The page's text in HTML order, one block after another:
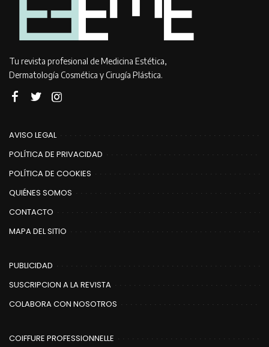
Tu revista profesional de Medicina Estética,
Dermatología Cosmética y Cirugía Plástica.
AVISO LEGAL
POLÍTICA DE PRIVACIDAD
POLÍTICA DE COOKIES
QUIÉNES SOMOS
CONTACTO
MAPA DEL SITIO
PUBLICIDAD
SUSCRIPCION A LA REVISTA
COLABORA CON NOSOTROS
COIFFURE PROFESSIONNELLE